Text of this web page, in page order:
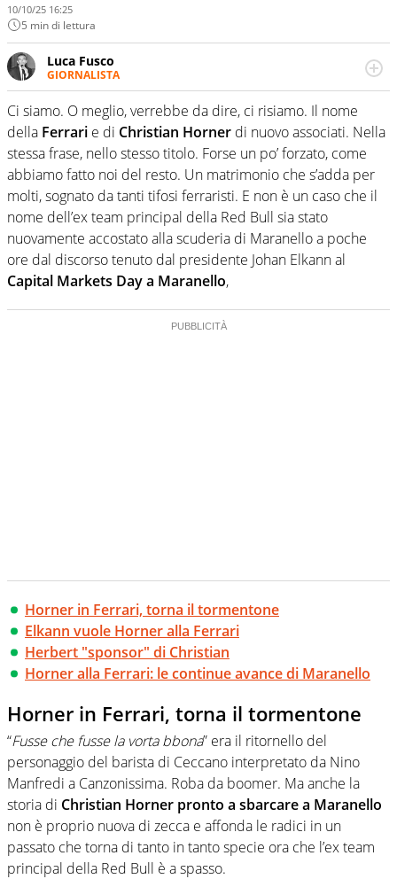
10/10/25 16:25
5 min di lettura
Luca Fusco
GIORNALISTA
Giornalista multimediale. Quando si accendono i motori,
lui sgasa, impenna, derapa. E spesso e volentieri finisce
sul podio
Ci siamo. O meglio, verrebbe da dire, ci risiamo. Il nome
della Ferrari e di Christian Horner di nuovo associati. Nella
stessa frase, nello stesso titolo. Forse un po’ forzato, come
abbiamo fatto noi del resto. Un matrimonio che s’adda per
molti, sognato da tanti tifosi ferraristi. E non è un caso che il
nome dell’ex team principal della Red Bull sia stato
nuovamente accostato alla scuderia di Maranello a poche
ore dal discorso tenuto dal presidente Johan Elkann al
Capital Markets Day a Maranello,
Horner in Ferrari, torna il tormentone
Elkann vuole Horner alla Ferrari
Herbert "sponsor" di Christian
Horner alla Ferrari: le continue avance di Maranello
Horner in Ferrari, torna il tormentone
“Fusse che fusse la vorta bbona” era il ritornello del
personaggio del barista di Ceccano interpretato da Nino
Manfredi a Canzonissima. Roba da boomer. Ma anche la
storia di Christian Horner pronto a sbarcare a Maranello
non è proprio nuova di zecca e affonda le radici in un
passato che torna di tanto in tanto specie ora che l’ex team
principal della Red Bull è a spasso.